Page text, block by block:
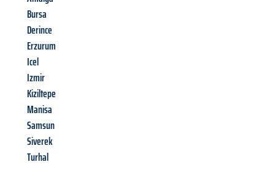
Bursa
Derince
Erzurum
Icel
Izmir
Kiziltepe
Manisa
Samsun
Siverek
Turhal